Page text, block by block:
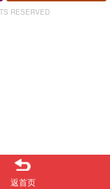
RESERVED
返首页